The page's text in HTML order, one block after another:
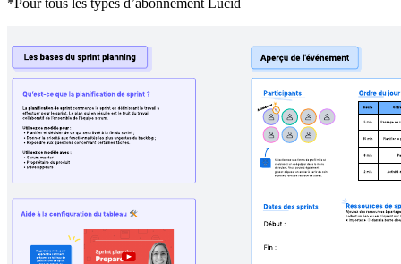
*Pour tous les types d’abonnement Lucid